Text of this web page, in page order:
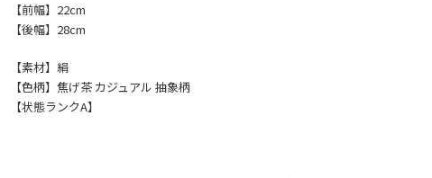
【前幅】22cm
【後幅】28cm
【素材】絹
【色柄】焦げ茶 カジュアル 抽象柄
【状態ランクA】